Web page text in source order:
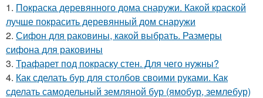
1. Покраска деревянного дома снаружи. Какой краской
лучше покрасить деревянный дом снаружи
2. Сифон для раковины, какой выбрать. Размеры
сифона для раковины
3. Трафарет под покраску стен. Для чего нужны?
4. Как сделать бур для столбов своими руками. Как
сделать самодельный земляной бур (ямобур, землебур)